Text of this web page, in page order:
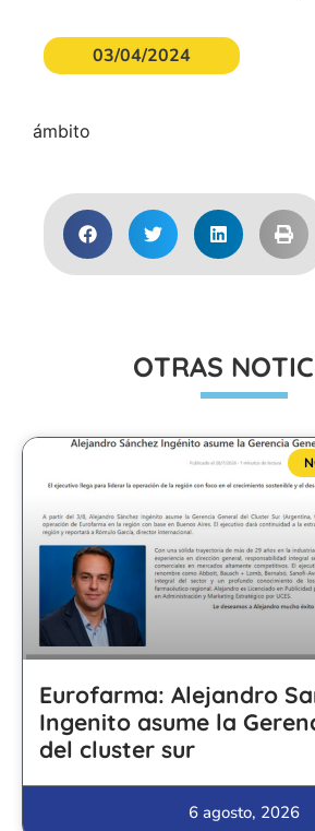
03/04/2024
ámbito
OTRAS
Eurofarma: Alejandro
Ingenito asume la
del cluster sur
6 agosto, 2026